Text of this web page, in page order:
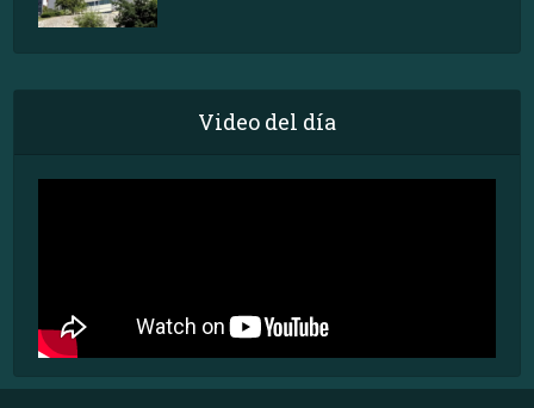
Video del día